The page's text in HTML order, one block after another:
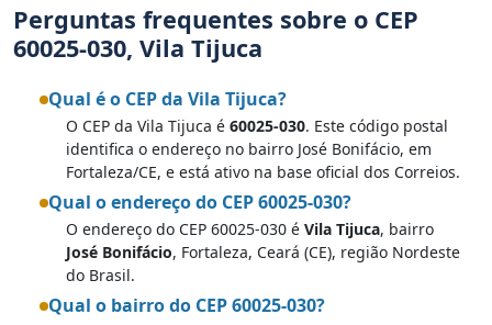
Perguntas frequentes sobre o CEP
60025-030, Vila Tijuca
Qual é o CEP da Vila Tijuca?
O CEP da Vila Tijuca é 60025-030. Este código postal
identifica o endereço no bairro José Bonifácio, em
Fortaleza/CE, e está ativo na base oficial dos Correios.
Qual o endereço do CEP 60025-030?
O endereço do CEP 60025-030 é Vila Tijuca, bairro
José Bonifácio, Fortaleza, Ceará (CE), região Nordeste
do Brasil.
Qual o bairro do CEP 60025-030?